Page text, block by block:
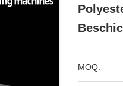
MOQ: